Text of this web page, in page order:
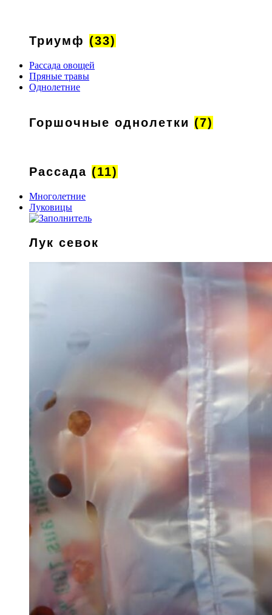
Триумф (33)
Рассада овощей
Пряные травы
Однолетние
Горшочные однолетки (7)
Рассада (11)
Многолетние
Луковицы
Лук севок